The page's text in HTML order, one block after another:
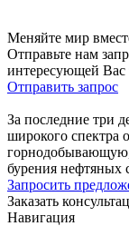
Меняйте мир
Отправьте нам
интересующей Вас
Отправить запрос
За последние три
широкого спектра
горнодобывающую,
бурения нефтяных
Запросить
Заказать
Навигация